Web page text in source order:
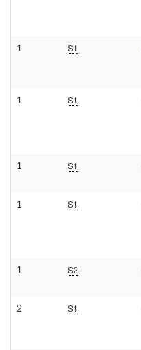
1 S1
1 S1
1 S1
1 S1
1 S2
2 S1